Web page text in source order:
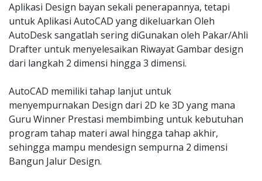
Aplikasi Design bayan sekali penerapannya, tetapi
untuk Aplikasi AutoCAD yang dikeluarkan Oleh
AutoDesk sangatlah sering diGunakan oleh Pakar/Ahli
Drafter untuk menyelesaikan Riwayat Gambar design
dari langkah 2 dimensi hingga 3 dimensi.
AutoCAD memiliki tahap lanjut untuk
menyempurnakan Design dari 2D ke 3D yang mana
Guru Winner Prestasi membimbing untuk kebutuhan
program tahap materi awal hingga tahap akhir,
sehingga mampu mendesign sempurna 2 dimensi
Bangun Jalur Design.